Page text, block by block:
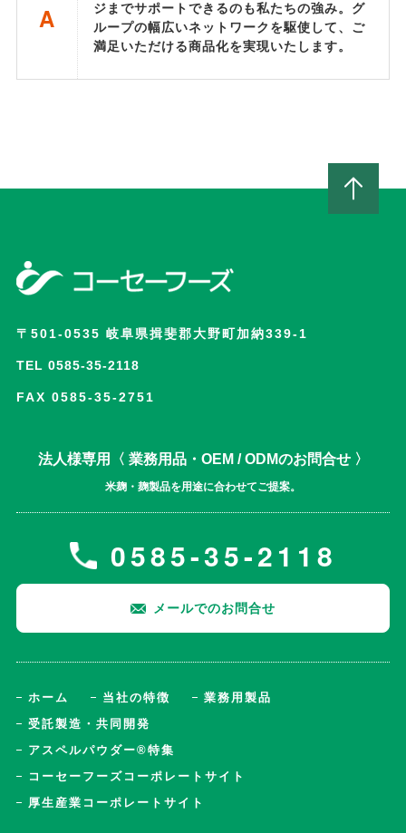
A
ジまでサポートできるのも私たちの強み。グ
ループの幅広いネットワークを駆使して、ご
満足いただける商品化を実現いたします。
〒501-0535 岐阜県揖斐郡大野町加納339-1
TEL 0585-35-2118
FAX 0585-35-2751
法人様専用〈 業務用品・OEM / ODMのお問合せ 〉
米麹・麹製品を用途に合わせてご提案。
0585-35-2118
メールでのお問合せ
ホーム 当社の特徴
業務用製品
受託製造・共同開発
アスペルパウダー®特集
コーセーフーズコーポレートサイト
厚生産業コーポレートサイト